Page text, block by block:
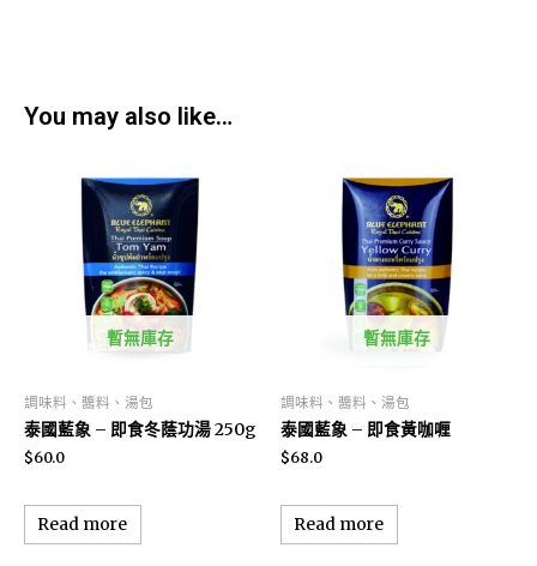
You may also like…
暫無庫存
調味料、醬料、湯包
泰國藍象 – 即食冬蔭功湯 250g
$60.0
Read more
暫無庫存
調味料、醬料、湯包
泰國藍象 – 即食黃咖喱
$68.0
Read more